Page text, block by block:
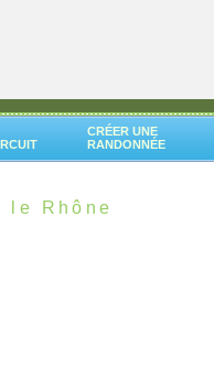
CRÉER UNE
RANDONNÉE
le Rhône